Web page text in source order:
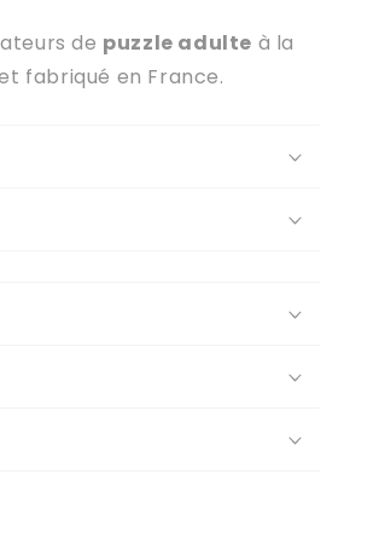
de puzzle adulte à la
fabriqué en France.